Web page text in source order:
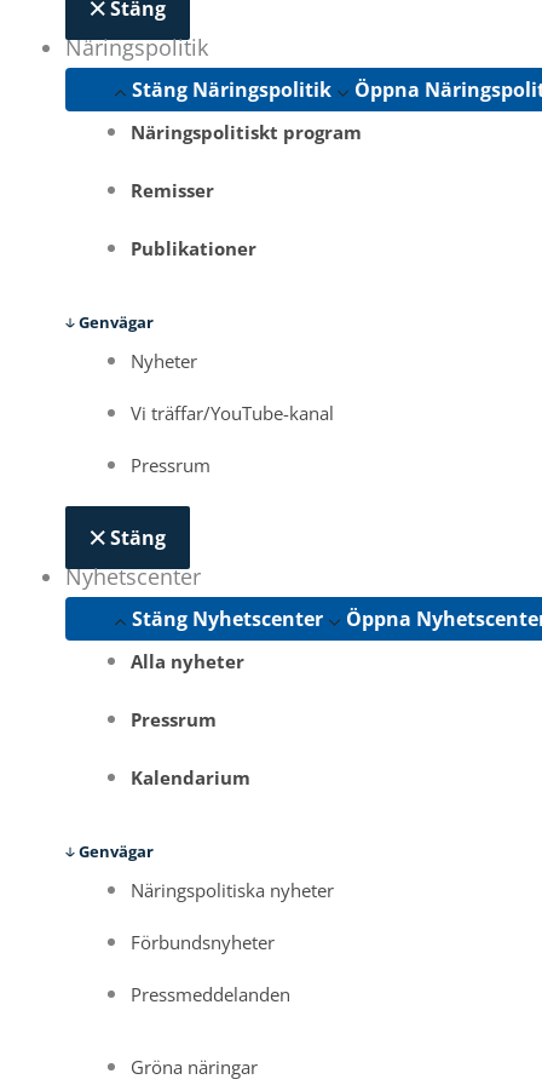
Stäng
Näringspolitik
Stäng Näringspolitik Öppna
Näringspolitiskt program
Remisser
Publikationer
Genvägar
Nyheter
Vi träffar/YouTube-kanal
Pressrum
Stäng
Nyhetscenter
Stäng Nyhetscenter Öppna
Alla nyheter
Pressrum
Kalendarium
Genvägar
Näringspolitiska nyheter
Förbundsnyheter
Pressmeddelanden
Gröna näringar